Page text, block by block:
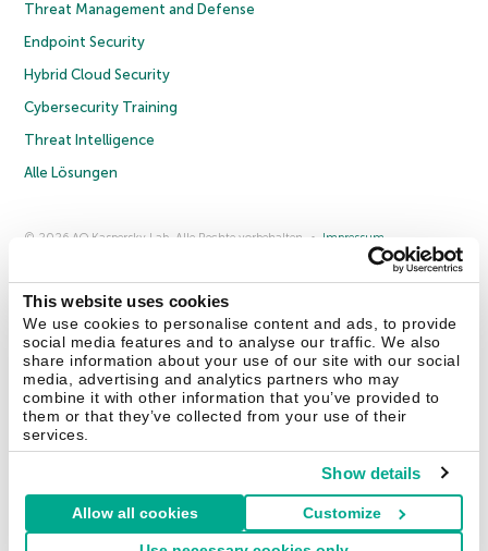
This website uses cookies
We use cookies to personalise content and ads, to provide
social media features and to analyse our traffic. We also
share information about your use of our site with our social
media, advertising and analytics partners who may
combine it with other information that you’ve provided to
them or that they’ve collected from your use of their
services.
Show details
Allow all cookies Customize
Threat Management and Defense
Endpoint Security
Hybrid Cloud Security
Cybersecurity Training
Threat Intelligence
Alle Lösungen
© 2026 AO Kaspersky Lab. Alle Rechte vorbehalten.
Impressum
Lizenzvereinbarung B2B
Anmeldung zum Newsletter für B2B-Vertriebspartner
Kontakt Über uns Partner Blog
Weitere Informationen
Pressemitteilungen
Securelist Eugene Personal Blog Enzyklopädie
Deutschland & Schweiz